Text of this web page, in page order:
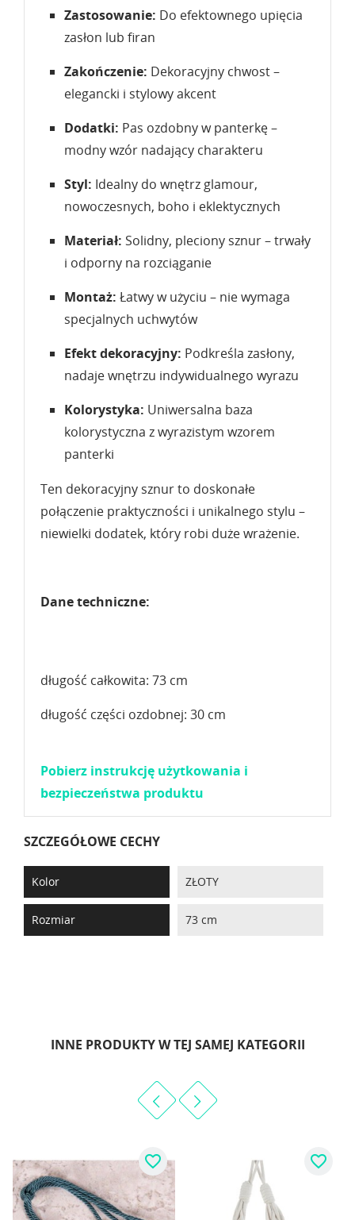
Zastosowanie: Do efektownego upięcia
zasłon lub firan
Zakończenie: Dekoracyjny chwost –
elegancki i stylowy akcent
Dodatki: Pas ozdobny w panterkę –
modny wzór nadający charakteru
Styl: Idealny do wnętrz glamour,
nowoczesnych, boho i eklektycznych
Materiał: Solidny, pleciony sznur – trwały
i odporny na rozciąganie
Montaż: Łatwy w użyciu – nie wymaga
specjalnych uchwytów
Efekt dekoracyjny: Podkreśla zasłony,
nadaje wnętrzu indywidualnego wyrazu
Kolorystyka: Uniwersalna baza
kolorystyczna z wyrazistym wzorem
panterki
Ten dekoracyjny sznur to doskonałe
połączenie praktyczności i unikalnego stylu –
niewielki dodatek, który robi duże wrażenie.
Dane techniczne:
długość całkowita: 73 cm
długość części ozdobnej: 30 cm
Pobierz instrukcję użytkowania i
bezpieczeństwa produktu
SZCZEGÓŁOWE CECHY
Kolor ZŁOTY
Rozmiar 73 cm
INNE PRODUKTY W TEJ SAMEJ KATEGORII
favorite_border favorite_border